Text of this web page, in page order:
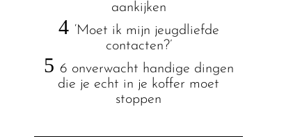
aankijken
4 ‘Moet ik mijn jeugdliefde
contacten?’
5 6 onverwacht handige dingen
die je echt in je koffer moet
stoppen